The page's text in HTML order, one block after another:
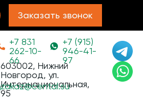
Заказать звонок
+7 831
262-10-
66
+7 (915)
946-41-
97
603002, Нижний
Новгород, ул.
Интернациональная,
95
zakaz@cental.su